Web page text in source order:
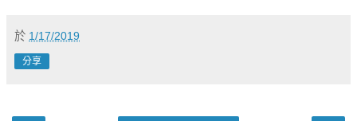
於 1/17/2019
分享